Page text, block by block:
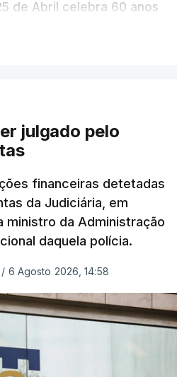
de Abril celebra 60 anos
julgado pelo
financeiras detetadas
da Judiciária, em
ministro da Administração
daquela polícia.
/ 6 Agosto 2026, 14:58